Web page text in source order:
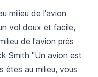
milieu de l'avion
vol doux et facile,
de l'avion près
Smith "Un avion est
êtes au milieu, vous